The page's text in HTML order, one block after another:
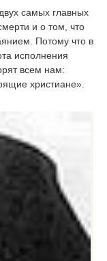
самых главных
и о том, что
Потому что в
исполнения
всем нам:
христиане».